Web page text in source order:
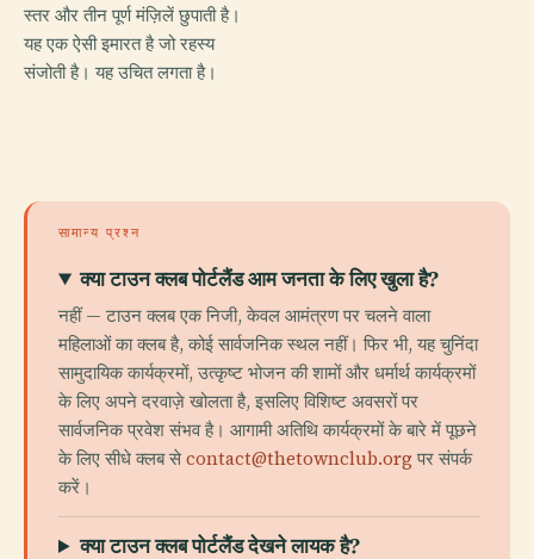
स्तर और तीन पूर्ण मंज़िलें छुपाती है।
यह एक ऐसी इमारत है जो रहस्य
संजोती है। यह उचित लगता है।
सामान्य प्रश्न
क्या टाउन क्लब पोर्टलैंड आम जनता के लिए खुला है?
नहीं — टाउन क्लब एक निजी, केवल आमंत्रण पर चलने वाला
महिलाओं का क्लब है, कोई सार्वजनिक स्थल नहीं। फिर भी, यह चुनिंदा
सामुदायिक कार्यक्रमों, उत्कृष्ट भोजन की शामों और धर्मार्थ कार्यक्रमों
के लिए अपने दरवाज़े खोलता है, इसलिए विशिष्ट अवसरों पर
सार्वजनिक प्रवेश संभव है। आगामी अतिथि कार्यक्रमों के बारे में पूछने
के लिए सीधे क्लब सेcontact@thetownclub.orgपर संपर्क
करें।
क्या टाउन क्लब पोर्टलैंड देखने लायक है?